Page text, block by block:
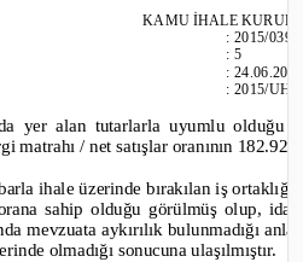
KAMU İHALE
:2015/039
:5
:
:2015/
yer alan tutarlarla uyumlu olduğu
matrahı / net satışlar oranının
ihale üzerinde bırakılan iş
sahip olduğu görülmüş olup,
mevzuata aykırılık bulunmadığı
olmadığı sonucuna ulaşılmıştır.